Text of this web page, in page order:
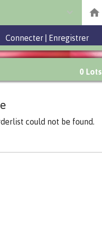
Connecter Enregistrer
0 Lots
could not be found.